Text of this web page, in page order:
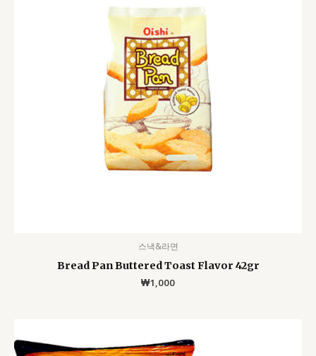
스낵&라면
Bread Pan Buttered Toast Flavor 42gr
₩1,000